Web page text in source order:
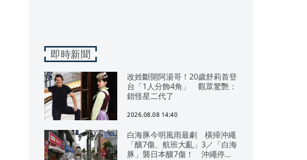
即時新聞
改姓斷開阿湯哥！20歲舒莉首登
台「1人分飾4角」 觀眾驚艷：
錯怪星二代了
2026.08.08 14:40
白海豚今明風雨最劇 橫掃沖繩
「釀7傷、航班大亂」3／「白海
豚」襲日本釀7傷！ 沖繩停電